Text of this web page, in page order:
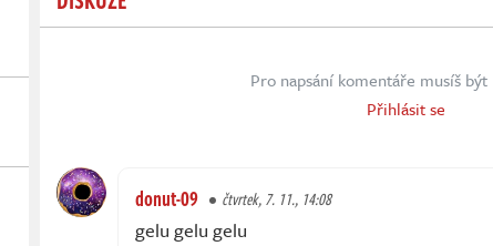
Pro napsání komentáře musíš
Přihlásit se
donut-09 čtvrtek, 7. 11., 14:08
gelu gelu gelu